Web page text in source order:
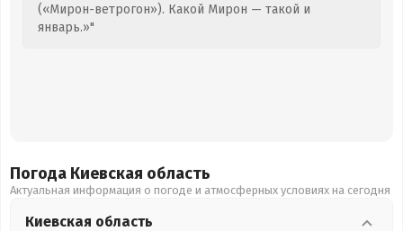
(«Мирон-ветрогон»). Какой Мирон — такой и
январь.»"
Погода Киевская область
Актуальная информация о погоде и атмосферных условиях на сегодня
Киевская область